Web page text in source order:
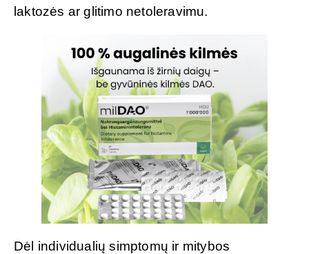
laktozės ar glitimo netoleravimu.
Dėl individualių simptomų ir mitybos